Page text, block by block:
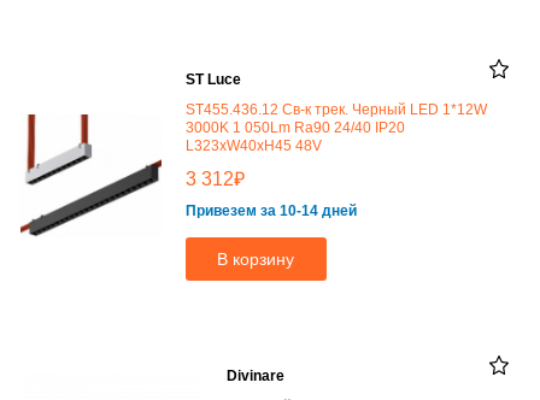
ST Luce
ST455.436.12 Св-к трек. Черный LED 1*12W
3000K 1 050Lm Ra90 24/40 IP20
L323xW40xH45 48V
3 312₽
Привезем за 10-14 дней
В корзину
Divinare